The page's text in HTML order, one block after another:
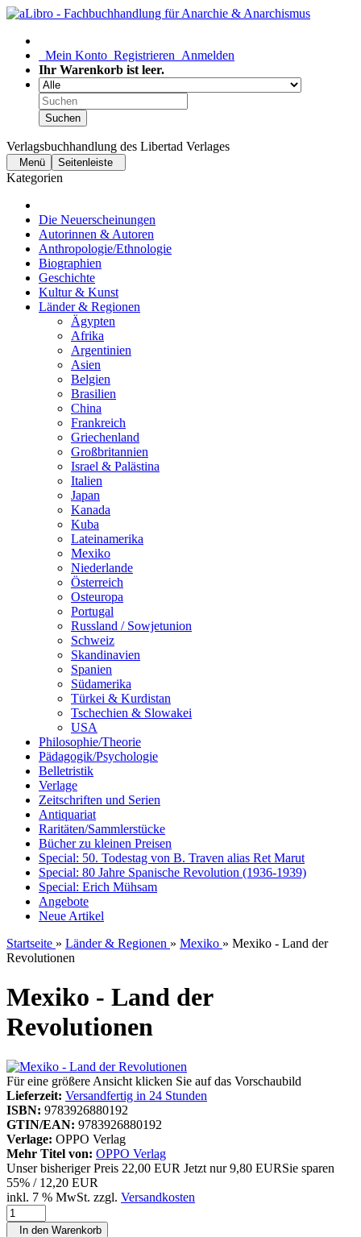
Mein Konto Registrieren Anmelden
Ihr Warenkorb ist leer.
Suchen
Verlagsbuchhandlung des Libertad Verlages
Menü Seitenleiste
Kategorien
Die Neuerscheinungen
Autorinnen & Autoren
Anthropologie/Ethnologie
Biographien
Geschichte
Kultur & Kunst
Länder & Regionen
Ägypten
Afrika
Argentinien
Asien
Belgien
Brasilien
China
Frankreich
Griechenland
Großbritannien
Israel & Palästina
Italien
Japan
Kanada
Kuba
Lateinamerika
Mexiko
Niederlande
Österreich
Osteuropa
Portugal
Russland / Sowjetunion
Schweiz
Skandinavien
Spanien
Südamerika
Türkei & Kurdistan
Tschechien & Slowakei
USA
Philosophie/Theorie
Pädagogik/Psychologie
Belletristik
Verlage
Zeitschriften und Serien
Antiquariat
Raritäten/Sammlerstücke
Bücher zu kleinen Preisen
Special: 50. Todestag von B. Traven alias Ret Marut
Special: 80 Jahre Spanische Revolution (1936-1939)
Special: Erich Mühsam
Angebote
Neue Artikel
Startseite » Länder & Regionen » Mexiko » Mexiko - Land der
Revolutionen
Mexiko - Land der
Revolutionen
Für eine größere Ansicht klicken Sie auf das Vorschaubild
Lieferzeit: Versandfertig in 24 Stunden
ISBN: 9783926880192
GTIN/EAN: 9783926880192
Verlage: OPPO Verlag
Mehr Titel von: OPPO Verlag
Unser bisheriger Preis 22,00 EUR Jetzt nur9,80 EURSie sparen
55% / 12,20 EUR
inkl. 7 % MwSt. zzgl. Versandkosten
In den Warenkorb